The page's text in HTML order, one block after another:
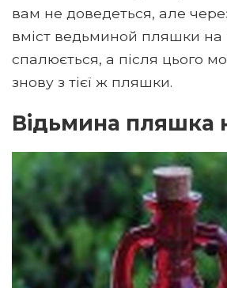
вам не доведеться, але
вміст ведьминой пляшки на
спалюється, а після цього
знову з тієї ж пляшки.
Відьмина пляшка